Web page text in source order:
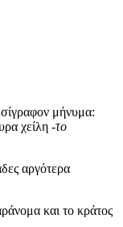
μήνυμα:
χείλη -το
αργότερα
και το κράτος